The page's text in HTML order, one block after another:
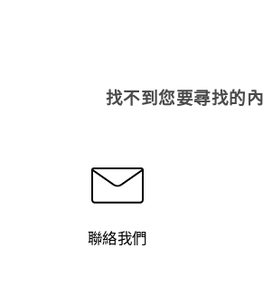
找不到您要尋找的
聯絡我們